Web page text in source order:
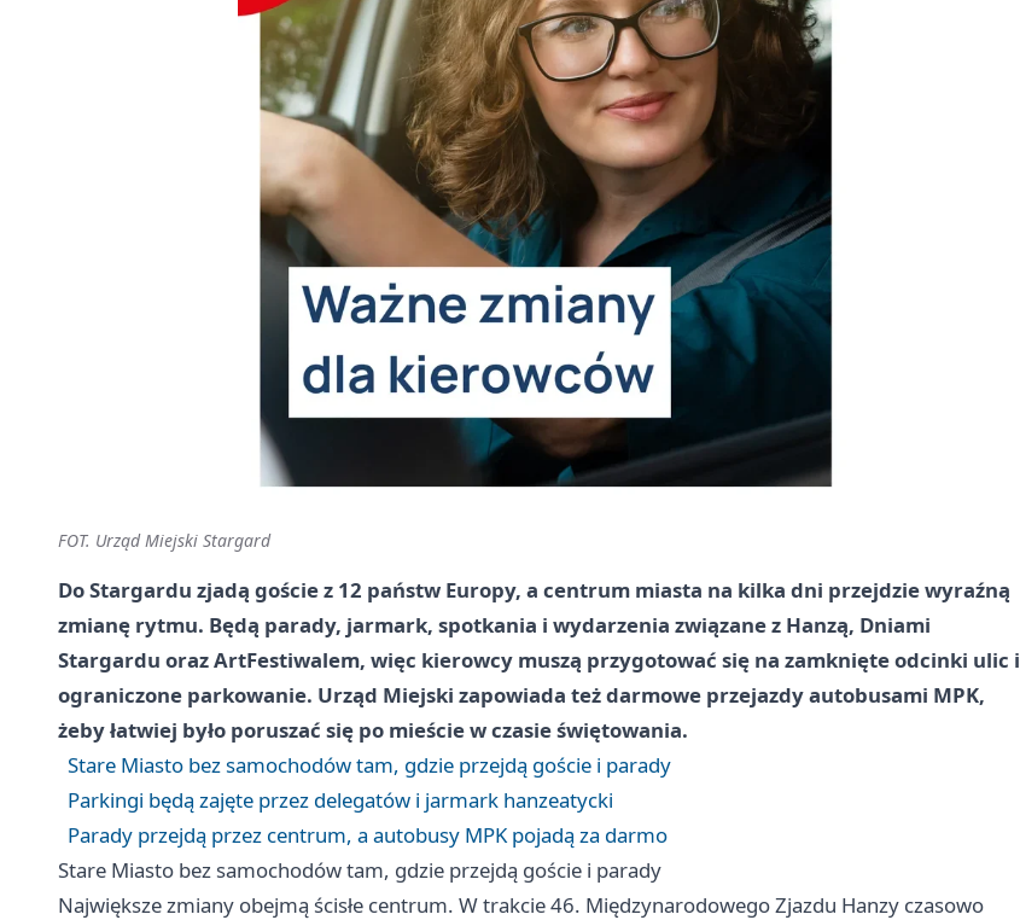
FOT. Urząd Miejski Stargard
Do Stargardu zjadą goście z 12 państw Europy, a centrum miasta na kilka dni przejdzie wyraźną
zmianę rytmu. Będą parady, jarmark, spotkania i wydarzenia związane z Hanzą, Dniami
Stargardu oraz ArtFestiwalem, więc kierowcy muszą przygotować się na zamknięte odcinki ulic i
ograniczone parkowanie. Urząd Miejski zapowiada też darmowe przejazdy autobusami MPK,
żeby łatwiej było poruszać się po mieście w czasie świętowania.
Stare Miasto bez samochodów tam, gdzie przejdą goście i parady
Parkingi będą zajęte przez delegatów i jarmark hanzeatycki
Parady przejdą przez centrum, a autobusy MPK pojadą za darmo
Stare Miasto bez samochodów tam, gdzie przejdą goście i parady
Największe zmiany obejmą ścisłe centrum. W trakcie 46. Międzynarodowego Zjazdu Hanzy czasowo